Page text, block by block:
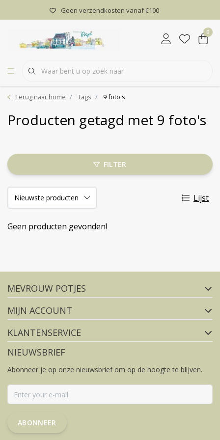
Geen verzendkosten vanaf €100
0
Terug naar home Tags 9 foto's
Producten getagd met 9 foto's
FILTER
Lijst
Geen producten gevonden!
FACEBOOK
MEVROUW POTJES
MIJN ACCOUNT
KLANTENSERVICE
NIEUWSBRIEF
Abonneer je op onze nieuwsbrief om op de hoogte te blijven.
ABONNEER